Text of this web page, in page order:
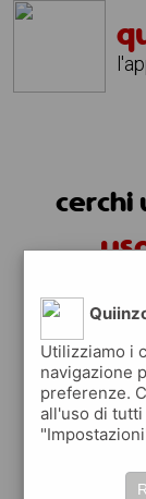
cerchi
trovi le
Utilizziamo i
navigazione
preferenze.
all'uso di